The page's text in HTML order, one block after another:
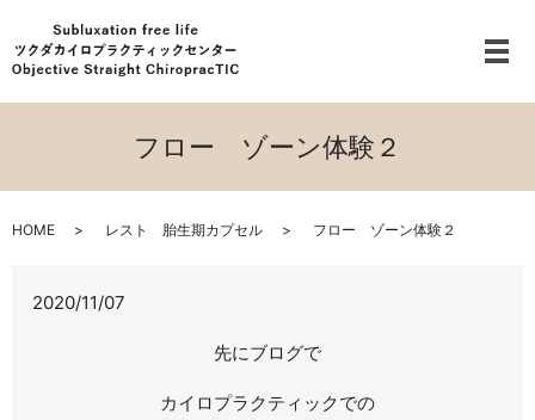
メ
フロー ゾーン体験２
HOME レスト 胎生期カプセル フロー ゾーン体験２
2020/11/07
先にブログで
カイロプラクティックでの